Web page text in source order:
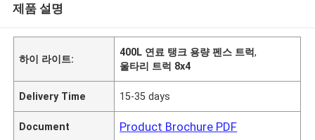
제품 설명
하이 라이트:
400L 연료 탱크 용량 펜스 트럭,
울타리 트럭 8x4
Delivery Time 15-35 days
Document Product Brochure PDF